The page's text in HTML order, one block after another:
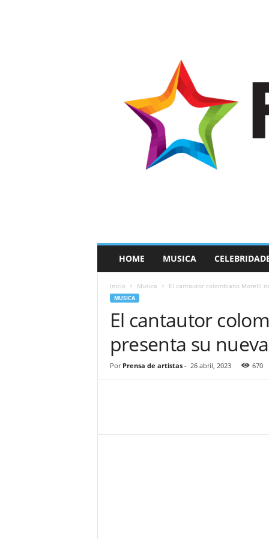
a
HOME MUSICA
Inicio Musica El cantautor colombiano Morelli
MUSICA
El cantautor
presenta su nueva
Por Prensa de artistas- 26 abril, 2023 670